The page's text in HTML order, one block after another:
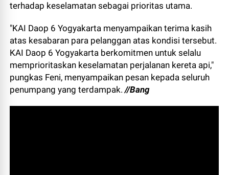
terhadap keselamatan sebagai prioritas utama.
"KAI Daop 6 Yogyakarta menyampaikan terima kasih
atas kesabaran para pelanggan atas kondisi tersebut.
KAI Daop 6 Yogyakarta berkomitmen untuk selalu
memprioritaskan keselamatan perjalanan kereta api,"
pungkas Feni, menyampaikan pesan kepada seluruh
penumpang yang terdampak.//Bang